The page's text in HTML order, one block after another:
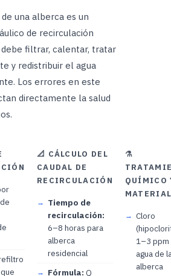
una alberca es un
de recirculación
filtrar, calentar, tratar
y redistribuir el agua
Los errores en este
directamente la salud
📐 CÁLCULO DEL
CAUDAL DE
RECIRCULACIÓN
Tiempo de
recirculación:
6–8 horas para
alberca
residencial
Fórmula: Q
⚗️
QUÍMICO
Cloro
1–3 ppm
agua de
alberca